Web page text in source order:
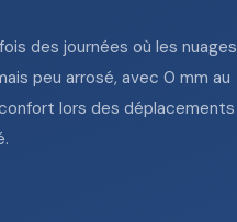
des journées où les nuages
peu arrosé, avec 0 mm au
lors des déplacements